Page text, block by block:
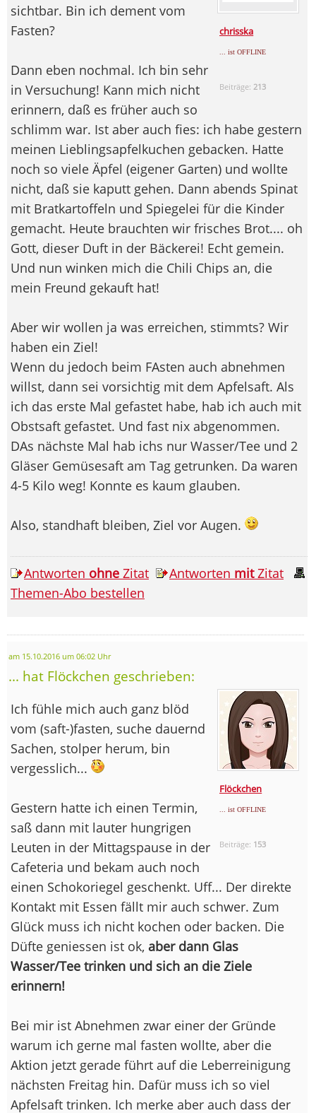
chrisska
... ist OFFLINE
Beiträge: 213
sichtbar. Bin ich dement vom
Fasten?
Dann eben nochmal. Ich bin sehr
in Versuchung! Kann mich nicht
erinnern, daß es früher auch so
schlimm war. Ist aber auch fies: ich habe gestern
meinen Lieblingsapfelkuchen gebacken. Hatte
noch so viele Äpfel (eigener Garten) und wollte
nicht, daß sie kaputt gehen. Dann abends Spinat
mit Bratkartoffeln und Spiegelei für die Kinder
gemacht. Heute brauchten wir frisches Brot.... oh
Gott, dieser Duft in der Bäckerei! Echt gemein.
Und nun winken mich die Chili Chips an, die
mein Freund gekauft hat!
Aber wir wollen ja was erreichen, stimmts? Wir
haben ein Ziel!
Wenn du jedoch beim FAsten auch abnehmen
willst, dann sei vorsichtig mit dem Apfelsaft. Als
ich das erste Mal gefastet habe, hab ich auch mit
Obstsaft gefastet. Und fast nix abgenommen.
DAs nächste Mal hab ichs nur Wasser/Tee und 2
Gläser Gemüsesaft am Tag getrunken. Da waren
4-5 Kilo weg! Konnte es kaum glauben.
Also, standhaft bleiben, Ziel vor Augen.
Antworten ohne Zitat Antworten mitZitat
Themen-Abo bestellen
am 15.10.2016 um 06:02 Uhr
... hat Flöckchen geschrieben:
Flöckchen
... ist OFFLINE
Beiträge: 153
Ich fühle mich auch ganz blöd
vom (saft-)fasten, suche dauernd
Sachen, stolper herum, bin
vergesslich...
Gestern hatte ich einen Termin,
saß dann mit lauter hungrigen
Leuten in der Mittagspause in der
Cafeteria und bekam auch noch
einen Schokoriegel geschenkt. Uff... Der direkte
Kontakt mit Essen fällt mir auch schwer. Zum
Glück muss ich nicht kochen oder backen. Die
Düfte geniessen ist ok, aber dann Glas
Wasser/Tee trinken und sich an die Ziele
erinnern!
Bei mir ist Abnehmen zwar einer der Gründe
warum ich gerne mal fasten wollte, aber die
Aktion jetzt gerade führt auf die Leberreinigung
nächsten Freitag hin. Dafür muss ich so viel
Apfelsaft trinken. Ich merke aber auch dass der